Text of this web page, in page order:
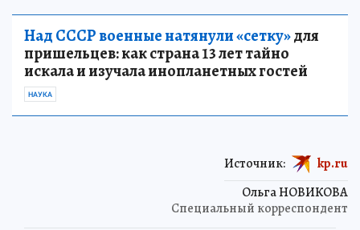
Над СССР военные натянули «сетку»для
пришельцев: как страна 13 лет тайно
искала и изучала инопланетных гостей
НАУКА
Ольга НОВИКОВА
Специальный корреспондент
Источник: kp.ru